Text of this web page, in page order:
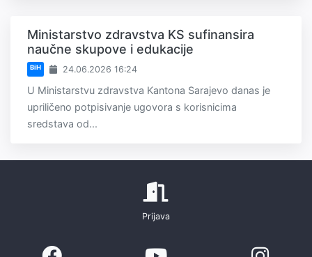
Ministarstvo zdravstva KS sufinansira
naučne skupove i edukacije
BiH 24.06.2026 16:24
U Ministarstvu zdravstva Kantona Sarajevo danas je
upriličeno potpisivanje ugovora s korisnicima
sredstava od...
Prijava